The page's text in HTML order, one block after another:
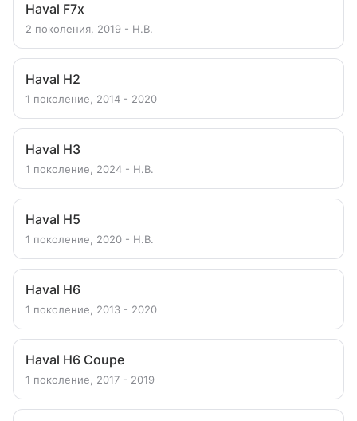
Haval F7x
2 поколения, 2019 - Н.В.
Haval H2
1 поколение, 2014 - 2020
Haval H3
1 поколение, 2024 - Н.В.
Haval H5
1 поколение, 2020 - Н.В.
Haval H6
1 поколение, 2013 - 2020
Haval H6 Coupe
1 поколение, 2017 - 2019